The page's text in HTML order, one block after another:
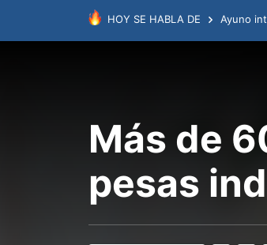
HOY SE HABLA DE Ayuno
Más de
pesas